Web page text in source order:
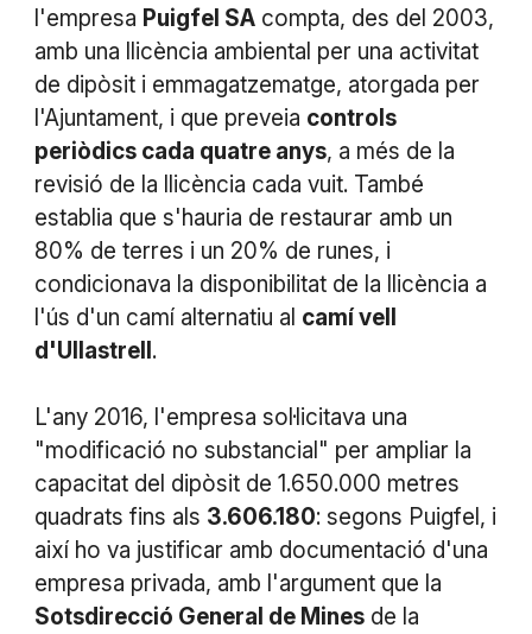
l'empresa Puigfel SAcompta, des del 2003,
amb una llicència ambiental per una activitat
de dipòsit i emmagatzematge, atorgada per
l'Ajuntament, i que preveia controls
periòdics cada quatre anys, a més de la
revisió de la llicència cada vuit. També
establia que s'hauria de restaurar amb un
80% de terres i un 20% de runes, i
condicionava la disponibilitat de la llicència a
l'ús d'un camí alternatiu al camí vell
d'Ullastrell .
L'any 2016, l'empresa sol·licitava una
"modificació no substancial" per ampliar la
capacitat del dipòsit de 1.650.000 metres
quadrats fins als 3.606.180: segons Puigfel, i
així ho va justificar amb documentació d'una
empresa privada, amb l'argument que la
Sotsdirecció General de Minesde la